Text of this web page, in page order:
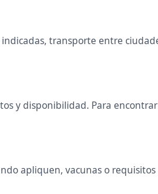
transporte entre
y disponibilidad. Para
apliquen, vacunas o requisitos